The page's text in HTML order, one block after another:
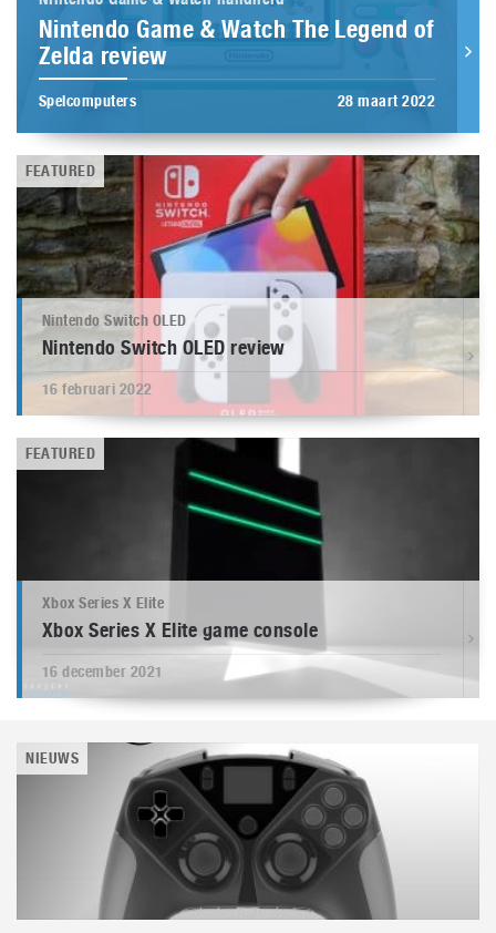
Nintendo Game & Watch The Legend of
Zelda review
Spelcomputers 28 maart 2022
FEATURED
Nintendo Switch OLED
Nintendo Switch OLED review
16 februari 2022
FEATURED
Xbox Series X Elite
Xbox Series X Elite game console
16 december 2021
NIEUWS